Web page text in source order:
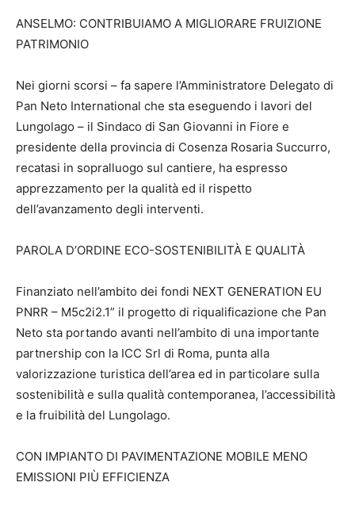
ANSELMO: CONTRIBUIAMO A MIGLIORARE FRUIZIONE
PATRIMONIO
Nei giorni scorsi – fa sapere l’Amministratore Delegato di
Pan Neto International che sta eseguendo i lavori del
Lungolago – il Sindaco di San Giovanni in Fiore e
presidente della provincia di Cosenza Rosaria Succurro,
recatasi in sopralluogo sul cantiere, ha espresso
apprezzamento per la qualità ed il rispetto
dell’avanzamento degli interventi.
PAROLA D’ORDINE ECO-SOSTENIBILITÀ E QUALITÀ
Finanziato nell’ambito dei fondi NEXT GENERATION EU
PNRR – M5c2i2.1” il progetto di riqualificazione che Pan
Neto sta portando avanti nell’ambito di una importante
partnership con la ICC Srl di Roma, punta alla
valorizzazione turistica dell’area ed in particolare sulla
sostenibilità e sulla qualità contemporanea, l’accessibilità
e la fruibilità del Lungolago.
CON IMPIANTO DI PAVIMENTAZIONE MOBILE MENO
EMISSIONI PIÙ EFFICIENZA